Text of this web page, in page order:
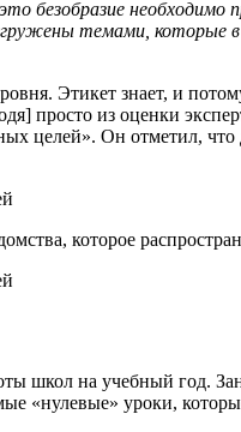
безобразие необходимо
темами, которые в
Этикет знает, и
просто из оценки
целей». Он отметил,
которое
на учебный год.
«нулевые» уроки,